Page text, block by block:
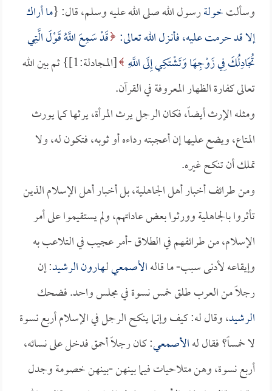
وسألتخولةرسول الله صلى الله عليه وسلم، قال: {ما أراك
إلا قد حرمت عليه، فأنـزل الله تعالى: قَدْ سَمِعَ اللَّهُ قَوْلَ الَّتِي
تُجَادِلُكَ فِي زَوْجِهَا وَتَشْتَكِي إِلَى اللَّهِ
[المجادلة:1]} ثم بين الله
تعالى كفارة الظهار المعروفة في القرآن.
ومثله الإرث أيضاً، فكان الرجل يرث المرأة، يرثها كما يورث
المتاع، ويضع عليها إن أعجبته رداءه أو ثوبه، فتكون له، ولا
تملك أن تنكح غيره.
ومن طرائف أخبار أهل الجاهلية، بل أخبار أهل الإسلام الذين
تأثروا بالجاهلية وورثوا بعض عاداتهم، ولم يستقيموا على أمر
الإسلام، من طرائفهم في الطلاق -أمر عجيب في التلاعب به
وإيقاعه لأدنى سبب- ما قالهالأصمعيلـهارون الرشيد: إن
رجلاً من العرب طلق خمس نسوة في مجلس واحد. فضحك
الرشيد، وقال له: كيف وإنما ينكح الرجل في الإسلام أربع نسوة
لا خمساً؟ فقال لهالأصمعي: كان رجلاً أحمق فدخل على نسائه،
أربع نسوة، وهن متلاحيات فيما بينهن -بينهن خصومة وجدل